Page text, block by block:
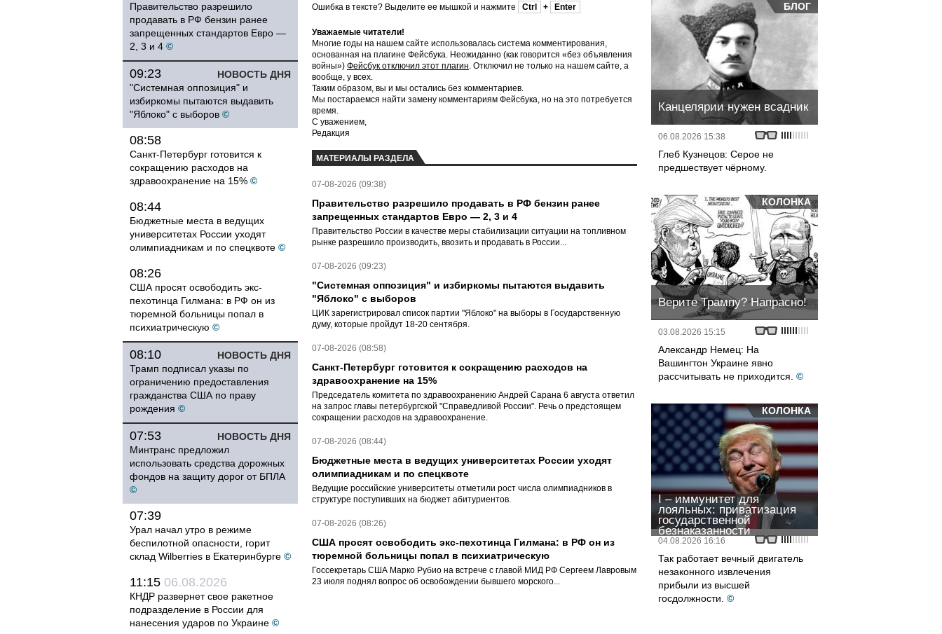
Правительство разрешило
продавать в РФ бензин ранее
запрещенных стандартов Евро —
2, 3 и 4 ©
НОВОСТЬ ДНЯ
09:23
"Системная оппозиция" и
избиркомы пытаются выдавить
"Яблоко" с выборов ©
08:58
Санкт-Петербург готовится к
сокращению расходов на
здравоохранение на 15% ©
08:44
Бюджетные места в ведущих
университетах России уходят
олимпиадникам и по спецквоте ©
08:26
США просят освободить экс-
пехотинца Гилмана: в РФ он из
тюремной больницы попал в
психиатрическую ©
НОВОСТЬ ДНЯ
08:10
Трамп подписал указы по
ограничению предоставления
гражданства США по праву
рождения ©
НОВОСТЬ ДНЯ
07:53
Минтранс предложил
использовать средства дорожных
фондов на защиту дорог от БПЛА
©
07:39
Урал начал утро в режиме
беспилотной опасности, горит
склад Wilberries в Екатеринбурге ©
11:15 06.08.2026
КНДР развернет свое ракетное
подразделение в России для
нанесения ударов по Украине ©
Ошибка в тексте? Выделите ее мышкой и нажмите Ctrl + Enter
Уважаемые читатели!
Многие годы на нашем сайте использовалась система комментирования,
основанная на плагине Фейсбука. Неожиданно (как говорится «без объявления
войны») Фейсбук отключил этот плагин. Отключил не только на нашем сайте, а
вообще, у всех.
Таким образом, вы и мы остались без комментариев.
Мы постараемся найти замену комментариям Фейсбука, но на это потребуется
время.
С уважением,
Редакция
МАТЕРИАЛЫ РАЗДЕЛА
07-08-2026 (09:38)
Правительство разрешило продавать в РФ бензин ранее
запрещенных стандартов Евро — 2, 3 и 4
Правительство России в качестве меры стабилизации ситуации на топливном
рынке разрешило производить, ввозить и продавать в России...
07-08-2026 (09:23)
"Системная оппозиция" и избиркомы пытаются выдавить
"Яблоко" с выборов
ЦИК зарегистрировал список партии "Яблоко" на выборы в Государственную
думу, которые пройдут 18-20 сентября.
07-08-2026 (08:58)
Санкт-Петербург готовится к сокращению расходов на
здравоохранение на 15%
Председатель комитета по здравоохранению Андрей Сарана 6 августа ответил
на запрос главы петербургской "Справедливой России". Речь о предстоящем
сокращении расходов на здравоохранение.
07-08-2026 (08:44)
Бюджетные места в ведущих университетах России уходят
олимпиадникам и по спецквоте
Ведущие российские университеты отметили рост числа олимпиадников в
структуре поступивших на бюджет абитуриентов.
07-08-2026 (08:26)
США просят освободить экс-пехотинца Гилмана: в РФ он из
тюремной больницы попал в психиатрическую
Госсекретарь США Марко Рубио на встрече с главой МИД РФ Сергеем Лавровым
23 июля поднял вопрос об освобождении бывшего морского...
БЛОГ
Канцелярии нужен всадник
06.08.2026 15:38
Глеб Кузнецов: Серое не
предшествует чёрному.
КОЛОНКА
Верите Трампу? Напрасно!
03.08.2026 15:15
Александр Немец: На
Вашингтон Украине явно
рассчитывать не приходится. ©
КОЛОНКА
I – иммунитет для
лояльных: приватизация
государственной
безнаказанности
04.08.2026 16:16
Так работает вечный двигатель
незаконного извлечения
прибыли из высшей
госдолжности. ©